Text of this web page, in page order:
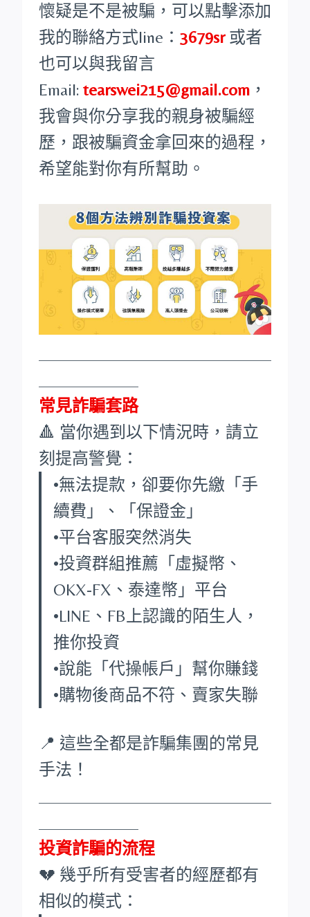
懷疑是不是被騙，可以點擊添加
我的聯絡方式line： 3679sr 或者
也可以與我留言
Email: tearswei215@gmail.com ，
我會與你分享我的親身被騙經
歷，跟被騙資金拿回來的過程，
希望能對你有所幫助。
常見詐騙套路
🔺 當你遇到以下情況時，請立
刻提高警覺：
•無法提款，卻要你先繳「手
續費」、「保證金」
•平台客服突然消失
•投資群組推薦「虛擬幣、
OKX-FX、泰達幣」平台
•LINE、FB上認識的陌生人，
推你投資
•說能「代操帳戶」幫你賺錢
•購物後商品不符、賣家失聯
📍 這些全都是詐騙集團的常見
手法！
投資詐騙的流程
💔 幾乎所有受害者的經歷都有
相似的模式：